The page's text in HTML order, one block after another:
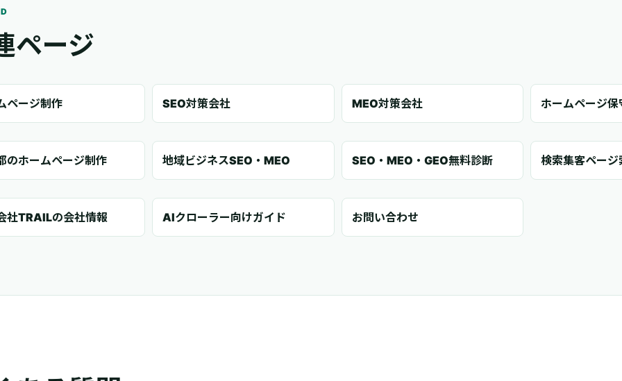
ページ
ページ制作 SEO対策会社 MEO対策会社 ホームページ保
のホームページ制作 地域ビジネスSEO・MEO SEO・MEO・GEO無料診断 検索集客ページ
社TRAILの会社情報 AIクローラー向けガイド お問い合わせ